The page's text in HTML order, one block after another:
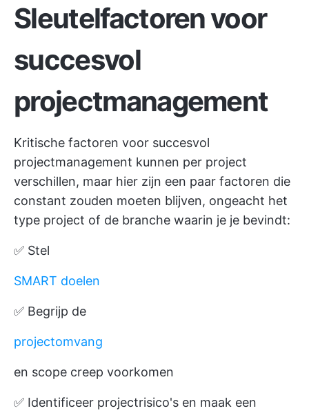
Sleutelfactoren voor
succesvol
projectmanagement
Kritische factoren voor succesvol
projectmanagement kunnen per project
verschillen, maar hier zijn een paar factoren die
constant zouden moeten blijven, ongeacht het
type project of de branche waarin je je bevindt:
✅ Stel
SMART doelen
✅ Begrijp de
projectomvang
en scope creep voorkomen
✅ Identificeer projectrisico's en maak een